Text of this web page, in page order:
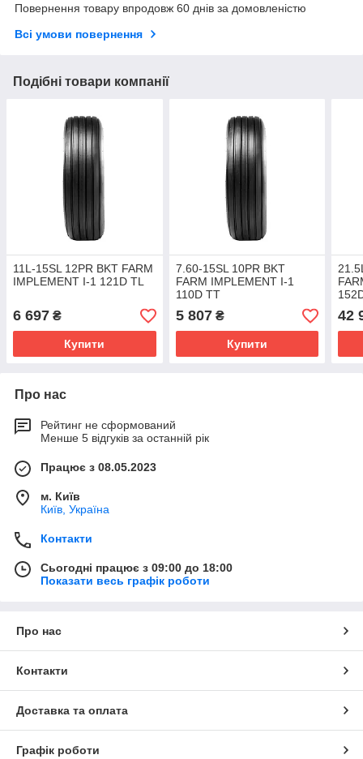
Повернення товару впродовж 60 днів за домовленістю
Всі умови повернення
Подібні товари компанії
11L-15SL 12PR BKT FARM
IMPLEMENT I-1 121D TL
6 697 ₴
Купити
7.60-15SL 10PR BKT
FARM IMPLEMENT I-1
110D TT
5 807₴
Купити
42
Про нас
Рейтинг не сформований
Менше 5 відгуків за останній рік
Працює з 08.05.2023
м. Київ
Київ, Україна
Контакти
Сьогодні працює з 09:00 до 18:00
Показати весь графік роботи
Про нас
Контакти
Доставка та оплата
Графік роботи